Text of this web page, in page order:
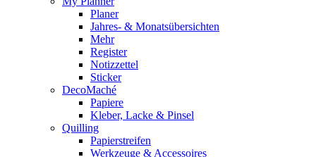
Planer
Jahres- & Monatsübersichten
Mehr
Register
Notizzettel
Sticker
DecoMaché
Papiere
Kleber, Lacke & Pinsel
Quilling
Papierstreifen
Werkzeuge & Accessoires